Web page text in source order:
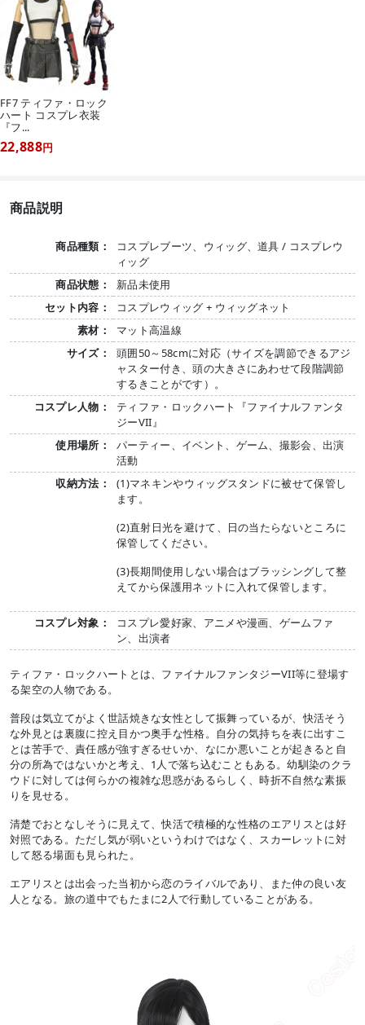
FF7 ティファ・ロック
ハート コスプレ衣装
『フ...
22,888円
商品説明
商品種類：
コスプレブーツ、ウィッグ、道具 / コスプレウ
ィッグ
商品状態：
新品未使用
セット内容：
コスプレウィッグ + ウィッグネット
素材：
マット高温線
サイズ：
頭囲50～58cmに対応（サイズを調節できるアジ
ャスター付き、頭の大きさにあわせて段階調節
するきことがです）。
コスプレ人物：
ティファ・ロックハート『ファイナルファンタ
ジーVII』
使用場所：
パーティー、イベント、ゲーム、撮影会、出演
活動
収納方法：
(1)マネキンやウィッグスタンドに被せて保管し
ます。
(2)直射日光を避けて、日の当たらないところに
保管してください。
(3)長期間使用しない場合はブラッシングして整
えてから保護用ネットに入れて保管します。
コスプレ対象：
コスプレ愛好家、アニメや漫画、ゲームファ
ン、出演者
ティファ・ロックハートとは、ファイナルファンタジーVII等に登場す
る架空の人物である。
普段は気立てがよく世話焼きな女性として振舞っているが、快活そう
な外見とは裏腹に控え目かつ奥手な性格。自分の気持ちを表に出すこ
とは苦手で、責任感が強すぎるせいか、なにか悪いことが起きると自
分の所為ではないかと考え、1人で落ち込むこともある。幼馴染のクラ
ウドに対しては何らかの複雑な思惑があるらしく、時折不自然な素振
りを見せる。
清楚でおとなしそうに見えて、快活で積極的な性格のエアリスとは好
対照である。ただし気が弱いというわけではなく、スカーレットに対
して怒る場面も見られた。
エアリスとは出会った当初から恋のライバルであり、また仲の良い友
人となる。旅の道中でもたまに2人で行動していることがある。